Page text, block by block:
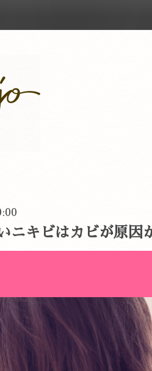
ニキビはカビが原因